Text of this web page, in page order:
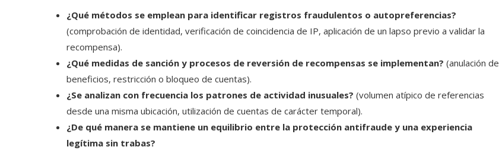
¿Qué métodos se emplean para identificar registros fraudulentos o autopreferencias?
(comprobación de identidad, verificación de coincidencia de IP, aplicación de un lapso previo a validar la
recompensa).
¿Qué medidas de sanción y procesos de reversión de recompensas se implementan? (anulación de
beneficios, restricción o bloqueo de cuentas).
¿Se analizan con frecuencia los patrones de actividad inusuales? (volumen atípico de referencias
desde una misma ubicación, utilización de cuentas de carácter temporal).
¿De qué manera se mantiene un equilibrio entre la protección antifraude y una experiencia
legítima sin trabas?